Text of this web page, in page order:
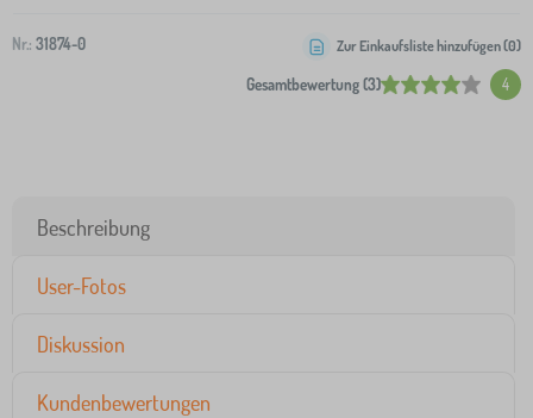
Nr.: 31874-0
Gesamtbewertung (3) 4
Zur Einkaufsliste hinzufügen (0)
Beschreibung
User-Fotos
Diskussion
Kundenbewertungen